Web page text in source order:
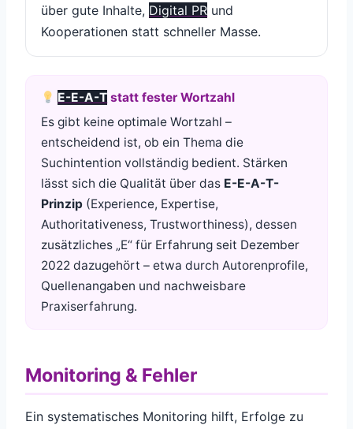
über gute Inhalte, Digital PR und
Kooperationen statt schneller Masse.
E-E-A-T statt fester Wortzahl
Es gibt keine optimale Wortzahl –
entscheidend ist, ob ein Thema die
Suchintention vollständig bedient. Stärken
lässt sich die Qualität über das E-E-A-T-
Prinzip(Experience, Expertise,
Authoritativeness, Trustworthiness), dessen
zusätzliches „E“ für Erfahrung seit Dezember
2022 dazugehört – etwa durch Autorenprofile,
Quellenangaben und nachweisbare
Praxiserfahrung.
Monitoring & Fehler
Ein systematisches Monitoring hilft, Erfolge zu